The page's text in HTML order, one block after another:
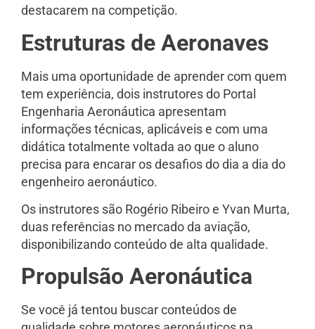
destacarem na competição.
Estruturas de Aeronaves
Mais uma oportunidade de aprender com quem
tem experiência, dois instrutores do Portal
Engenharia Aeronáutica apresentam
informações técnicas, aplicáveis e com uma
didática totalmente voltada ao que o aluno
precisa para encarar os desafios do dia a dia do
engenheiro aeronáutico.
Os instrutores são Rogério Ribeiro e Yvan Murta,
duas referências no mercado da aviação,
disponibilizando conteúdo de alta qualidade.
Propulsão Aeronáutica
Se você já tentou buscar conteúdos de